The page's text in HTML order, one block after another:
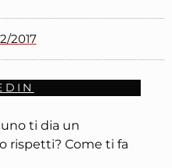
2017
ti dia un
rispetti? Come ti fa